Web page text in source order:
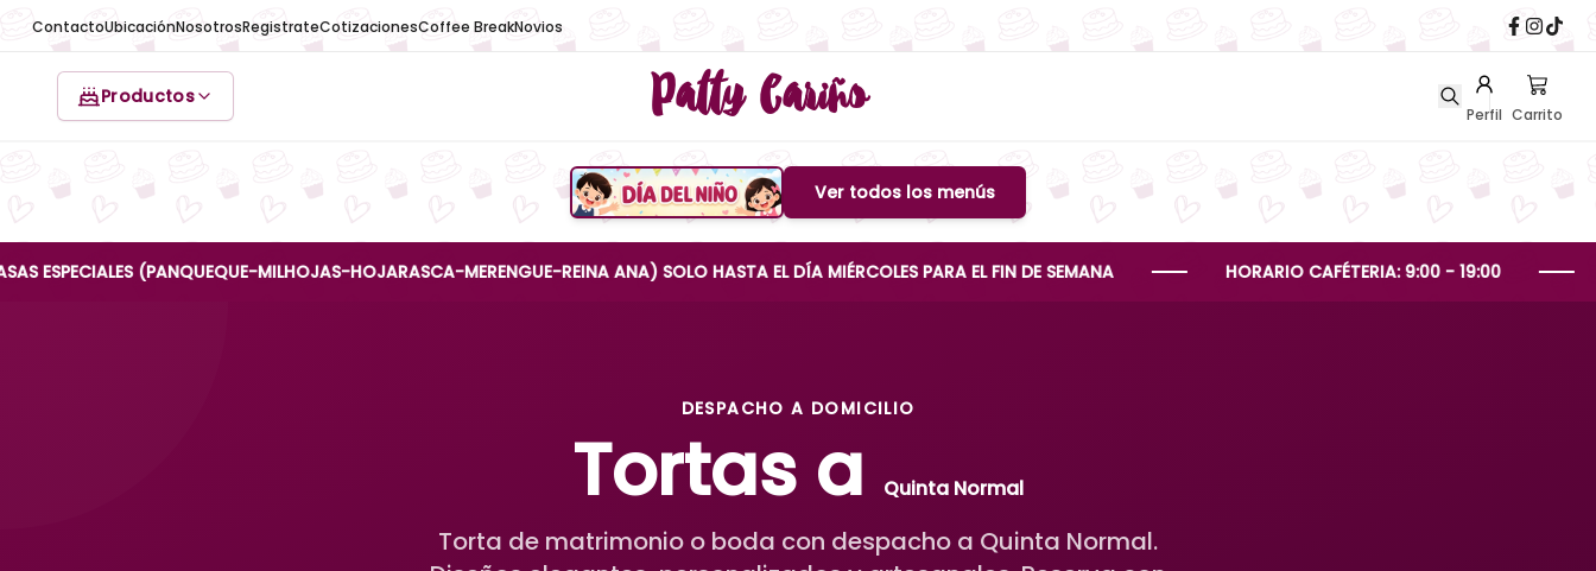
ContactoUbicaciónNosotrosRegistrateCotizacionesCoffee BreakNovios
Productos Patty Cariño Perfil Carrito
Boton de menuVer todos los menús
(PANQUEQUE-MILHOJAS-HOJARASCA-MERENGUE-REINA ANA) SOLO HASTA EL DÍA MIÉRCOLES PARA EL FIN DE SEMANA HORARIO CAFÉTERIA: 9:00 - 19:00
DESPACHO A DOMICILIO
Tortas a Quinta Normal
Torta de matrimonio o boda con despacho a Quinta Normal.